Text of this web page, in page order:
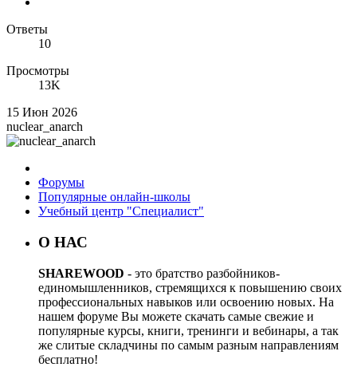
Ответы
10
Просмотры
13K
15 Июн 2026
nuclear_anarch
Форумы
Популярные онлайн-школы
Учебный центр "Специалист"
О НАС
SHAREWOOD - это братство разбойников-
единомышленников, стремящихся к повышению своих
профессиональных навыков или освоению новых. На
нашем форуме Вы можете скачать самые свежие и
популярные курсы, книги, тренинги и вебинары, а так
же слитые складчины по самым разным направлениям
бесплатно!